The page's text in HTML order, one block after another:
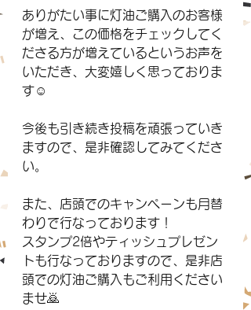
ありがたい事に灯油ご購入のお客様
が増え、この価格をチェックしてく
ださる方が増えているというお声を
いただき、大変嬉しく思っておりま
す☺️
今後も引き続き投稿を頑張っていき
ますので、是非確認してみてくださ
い。
また、店頭でのキャンペーンも月替
わりで行なっております！
スタンプ2倍やティッシュプレゼン
トも行なっておりますので、是非店
頭での灯油ご購入もご利用ください
ませ🙇